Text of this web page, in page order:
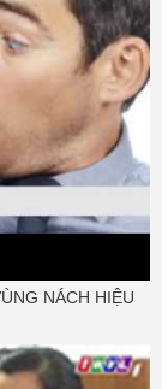
NÁCH HIỆU